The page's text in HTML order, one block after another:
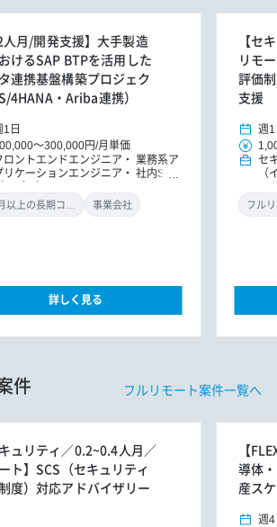
人月/開発支援】大手製造
けるSAP BTPを活用した
連携基盤構築プロジェク
4HANA・Ariba連携）
1日
～300,000円/月単価
ロントエンドエンジニア
業務系ア
リケーションエンジニア
社内SE
事業会社
詳しく見る
【セ
リモ
評価
支援
週1
セ
（
ン
フル
件 フルリモート案件一覧へ
キュリティ／0.2~0.4人月／
ト】SCS（セキュリティ
度）対応アドバイザリー
【
導体
産ス
週4